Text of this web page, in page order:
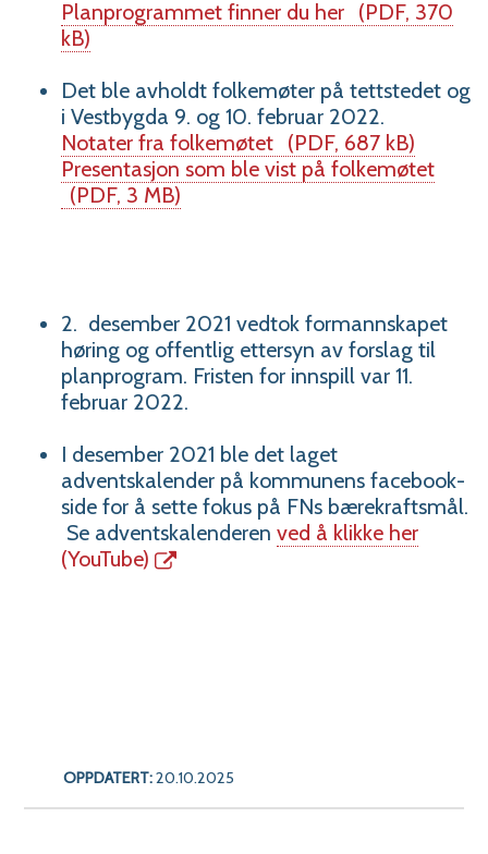
Planprogrammet finner du her (PDF, 370
kB)
Det ble avholdt folkemøter på tettstedet og
i Vestbygda 9. og 10. februar 2022.
Notater fra folkemøtet (PDF, 687 kB)
Presentasjon som ble vist på folkemøtet
(PDF, 3 MB)
2. desember 2021 vedtok formannskapet
høring og offentlig ettersyn av forslag til
planprogram. Fristen for innspill var 11.
februar 2022.
I desember 2021 ble det laget
adventskalender på kommunens facebook-
side for å sette fokus på FNs bærekraftsmål.
Se adventskalenderen ved å klikke her
(YouTube)
OPPDATERT:20.10.2025